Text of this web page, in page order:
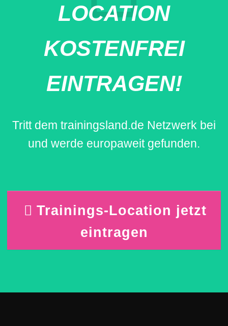
LOCATION
KOSTENFREI
EINTRAGEN!
Tritt dem trainingsland.de Netzwerk bei
und werde europaweit gefunden.
Trainings-Location jetzt
eintragen